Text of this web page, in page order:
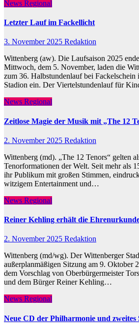
News Regional
Letzter Lauf im Fackellicht
3. November 2025 Redaktion
Wittenberg (aw). Die Laufsaison 2025
Mittwoch, dem 5. November, laden die
zum 36. Halbstundenlauf bei
Stadion ein. Der Viertelstundenlauf für
News Regional
Zeitlose Magie der Musik mit „The 12
2. November 2025 Redaktion
Wittenberg (md). „The 12 Tenors“ gelten
Tenorformationen der Welt. Seit mehr als
ihr Publikum mit großen Stimmen,
witzigem Entertainment und…
News Regional
Reiner Kehling erhält die
2. November 2025 Redaktion
Wittenberg (md/wg). Der Wittenberger
außerplanmäßigen Sitzung am 9. Oktober
dem Vorschlag von Oberbürgermeister
und dem Bürger Reiner Kehling…
News Regional
Neue CD der Philharmonie und zweites